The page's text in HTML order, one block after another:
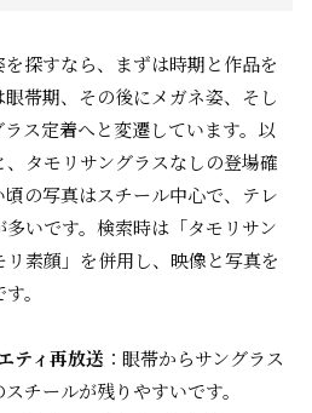
探すなら、まずは時期と作品を
帯期、その後にメガネ姿、そし
ス定着へと変遷しています。以
タモリサングラスなしの登場確
の写真はスチール中心で、テレ
いです。検索時は「タモリサン
素顔」を併用し、映像と写真を
。
ティ再放送 ：眼帯からサングラス
チールが残りやすいです。